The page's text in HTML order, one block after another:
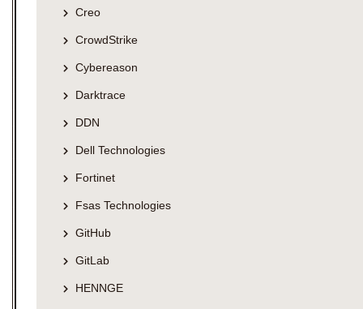
Creo
CrowdStrike
Cybereason
Darktrace
DDN
Dell Technologies
Fortinet
Fsas Technologies
GitHub
GitLab
HENNGE